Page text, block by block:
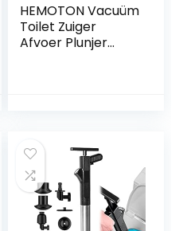
HEMOTON Vacuüm
Toilet Zuiger
Afvoer Plunjer
Ontstopper
Gootsteenontstop
per Hout Douche
Kolom Universeel